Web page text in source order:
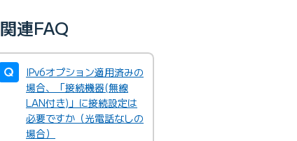
関連FAQ
IPv6オプション適用済みの
場合、「接続機器(無線
LAN付き)」に接続設定は
必要ですか（光電話なしの
場合）